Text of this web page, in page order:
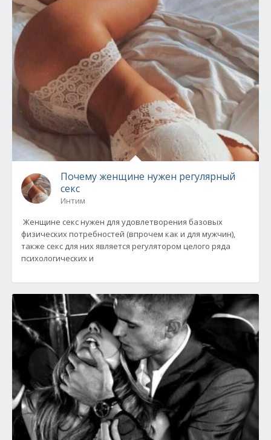
Почему женщине нужен регулярный
секс
Интим
Женщине секс нужен для удовлетворения базовых
физических потребностей (впрочем как и для мужчин),
также секс для них является регулятором целого ряда
психологических и